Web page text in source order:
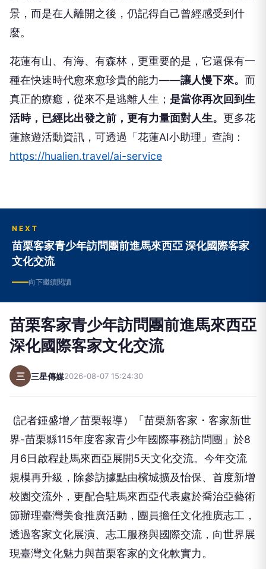
景，而是在人離開之後，仍記得自己曾經感受到什
麼。
花蓮有山、有海、有森林，更重要的是，它還保有一
種在快速時代愈來愈珍貴的能力——讓人慢下來。 而
真正的療癒，從來不是逃離人生； 是當你再次回到生
活時，已經比出發之前，更有力量面對人生。 更多花
蓮旅遊活動資訊，可透過「花蓮AI小助理」查詢：
https://hualien.travel/ai-service
NEXT
苗栗客家青少年訪問團前進馬來西亞 深化國際客家
文化交流
向下繼續閱讀
苗栗客家青少年訪問團前進馬來西亞
深化國際客家文化交流
三 三星傳媒2026-08-07 15:24:30
(記者鍾盛增／苗栗報導）
「苗栗新客家・客家新世
界-苗栗縣115年度客家青少年國際事務訪問團」於8
月 6日啟程赴馬來西亞展開5天文化交流。今年交流
規模再升級，除參訪據點由檳城擴及怡保、首度新增
校園交流外，更配合駐馬來西亞代表處於喬治亞藝術
節辦理臺灣美食推廣活動，團員擔任文化推廣志工，
透過客家文化展演、志工服務與國際交流，向世界展
現臺灣文化魅力與苗栗客家的文化軟實力。